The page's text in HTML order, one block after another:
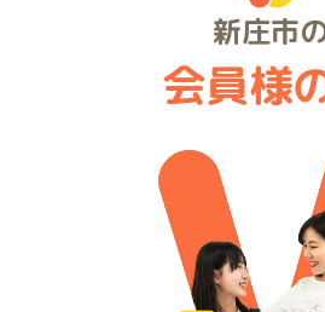
新庄市
会員様